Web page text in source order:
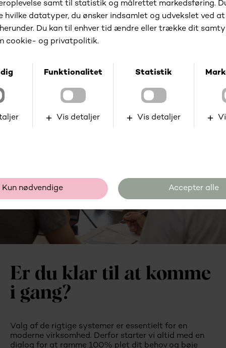
Er du klar til at komme
i gang?
Valg af de rigtige systemer er essentielt for en
moderne virksomhed. Derfor starter vi altid med en
dialog for at ramme 100% plet dit behov og bøje